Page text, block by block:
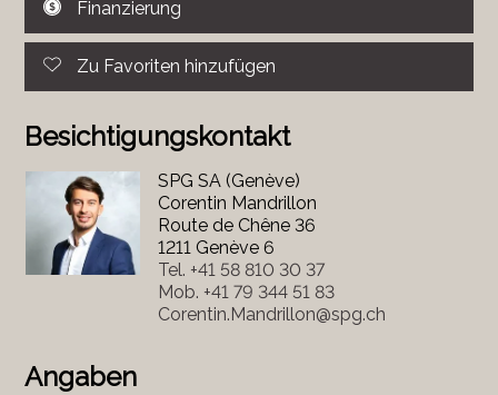
Finanzierung
Zu Favoriten hinzufügen
Besichtigungskontakt
SPG SA (Genève)
Corentin Mandrillon
Route de Chêne 36
1211 Genève 6
Tel. +41 58 810 30 37
Mob. +41 79 344 51 83
Corentin.Mandrillon@spg.ch
Angaben